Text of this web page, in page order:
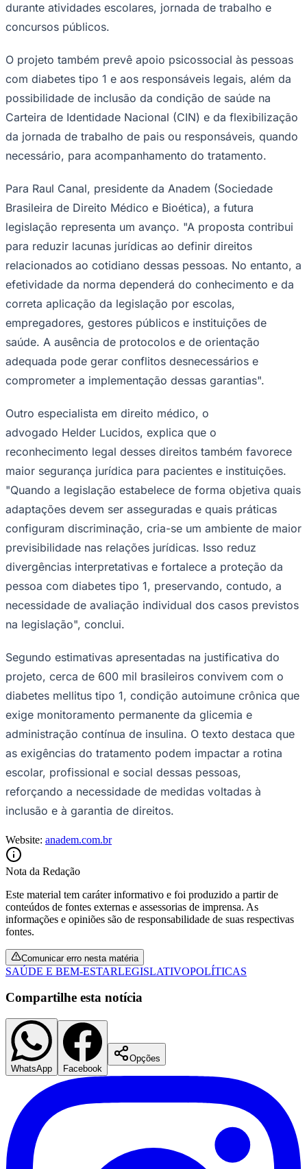
Corinthians
São Paulo
Santos
durante atividades escolares, jornada de trabalho e
concursos públicos.
O projeto também prevê apoio psicossocial às pessoas
com diabetes tipo 1 e aos responsáveis legais, além da
possibilidade de inclusão da condição de saúde na
Carteira de Identidade Nacional (CIN) e da flexibilização
da jornada de trabalho de pais ou responsáveis, quando
necessário, para acompanhamento do tratamento.
Para Raul Canal, presidente da Anadem (Sociedade
Brasileira de Direito Médico e Bioética), a futura
legislação representa um avanço. "A proposta contribui
para reduzir lacunas jurídicas ao definir direitos
relacionados ao cotidiano dessas pessoas. No entanto, a
efetividade da norma dependerá do conhecimento e da
correta aplicação da legislação por escolas,
empregadores, gestores públicos e instituições de
saúde. A ausência de protocolos e de orientação
adequada pode gerar conflitos desnecessários e
comprometer a implementação dessas garantias".
Outro especialista em direito médico, o
advogado Helder Lucidos, explica que o
reconhecimento legal desses direitos também favorece
maior segurança jurídica para pacientes e instituições.
"Quando a legislação estabelece de forma objetiva quais
adaptações devem ser asseguradas e quais práticas
configuram discriminação, cria-se um ambiente de maior
previsibilidade nas relações jurídicas. Isso reduz
divergências interpretativas e fortalece a proteção da
pessoa com diabetes tipo 1, preservando, contudo, a
necessidade de avaliação individual dos casos previstos
na legislação", conclui.
Segundo estimativas apresentadas na justificativa do
projeto, cerca de 600 mil brasileiros convivem com o
diabetes mellitus tipo 1, condição autoimune crônica que
exige monitoramento permanente da glicemia e
administração contínua de insulina. O texto destaca que
as exigências do tratamento podem impactar a rotina
escolar, profissional e social dessas pessoas,
reforçando a necessidade de medidas voltadas à
inclusão e à garantia de direitos.
Website: anadem.com.br
Nota da Redação
Este material tem caráter informativo e foi produzido a partir de
conteúdos de fontes externas e assessorias de imprensa. As
informações e opiniões são de responsabilidade de suas respectivas
fontes.
Comunicar erro nesta matéria
SAÚDE E BEM-ESTARLEGISLATIVOPOLÍTICAS
Compartilhe esta notícia
WhatsApp Facebook
Opções